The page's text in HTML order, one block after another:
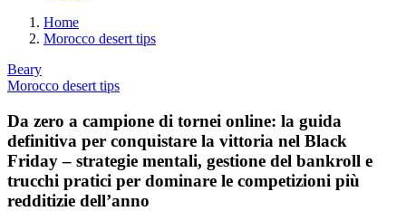
Home
Morocco desert tips
Beary
Morocco desert tips
Da zero a campione di tornei online: la guida
definitiva per conquistare la vittoria nel Black
Friday – strategie mentali, gestione del bankroll e
trucchi pratici per dominare le competizioni più
redditizie dell’anno